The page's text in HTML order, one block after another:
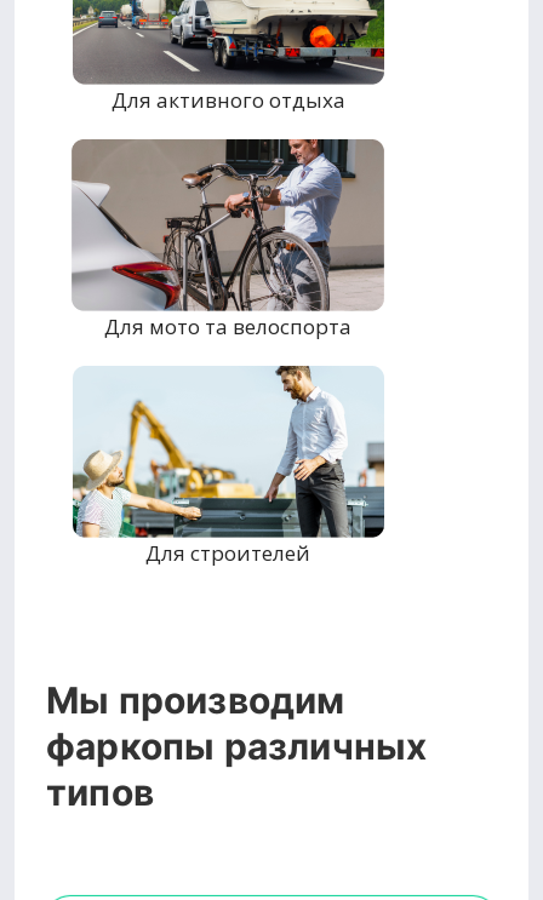
Для активного отдыха
Для мото та велоспорта
Для строителей
Мы производим
фаркопы различных
типов